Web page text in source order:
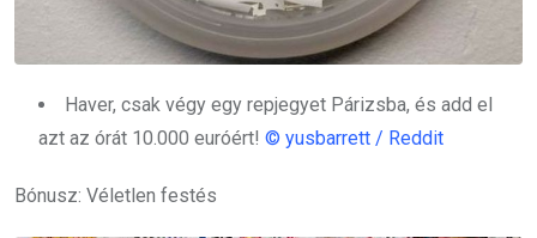
Haver, csak végy egy repjegyet Párizsba, és add el
azt az órát 10.000 euróért! © yusbarrett / Reddit
Bónusz: Véletlen festés